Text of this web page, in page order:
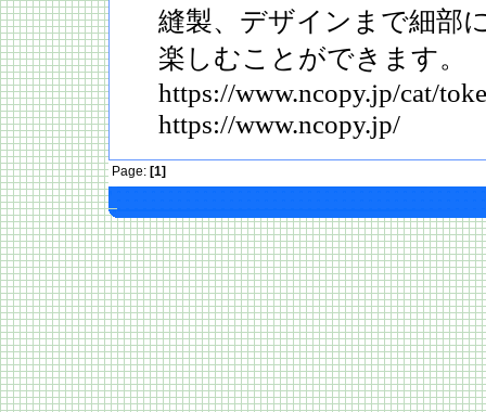
縫製、デザインまで細部
楽しむことができます。
https://www.ncopy.jp/cat/
https://www.ncopy.jp/
Page: [1]